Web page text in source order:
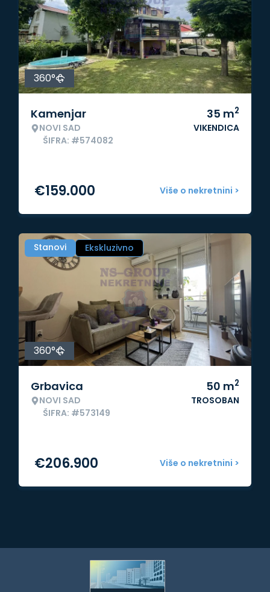
360°
Kamenjar
NOVI SAD
ŠIFRA: #574082
35 m2
VIKENDICA
Više o nekretnini >
€159.000
Stanovi Ekskluzivno
360°
Grbavica
NOVI SAD
ŠIFRA: #573149
50 m2
TROSOBAN
Više o nekretnini >
€206.900